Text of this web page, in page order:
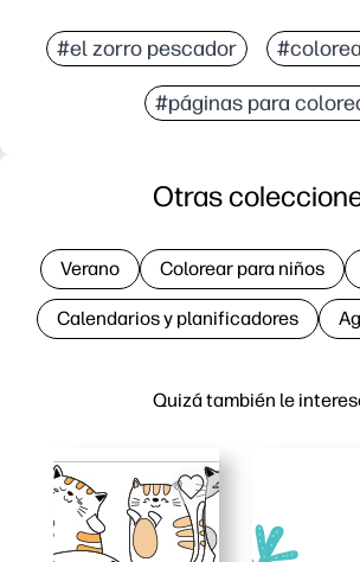
#el zorro pescador
#páginas para
Quizá también le
Otras
Verano Colorear para niños
Calendarios y planificadores